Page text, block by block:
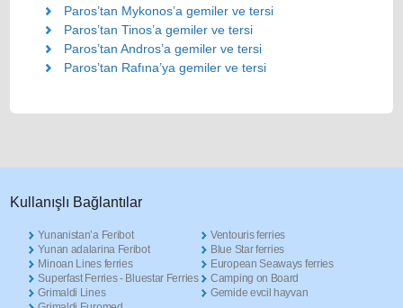
Paros’tan Mykonos’a gemiler ve tersi
Paros’tan Tinos’a gemiler ve tersi
Paros’tan Andros’a gemiler ve tersi
Paros’tan Rafına’ya gemiler ve tersi
Κullanışlı Βağlantılar
Yunanistan’a Feribot
Yunan adalarina Feribot
Minoan Lines ferries
Superfast Ferries - Bluestar Ferries
Grimaldi Lines
Ventouris ferries
Blue Star ferries
European Seaways ferries
Camping on Board
Gemide evcil hayvan